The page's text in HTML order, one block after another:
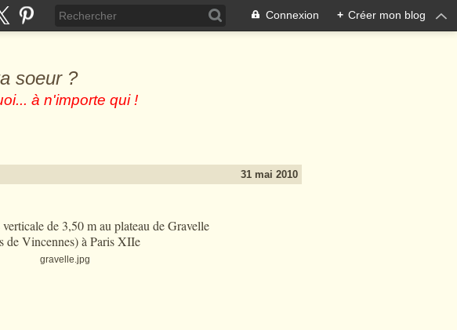
Connexion + Créer mon blog
soeur ?
à n'importe qui !
31 mai 2010
de 3,50 m au plateau de Gravelle
de Vincennes) à Paris XIIe